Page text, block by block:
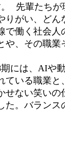
先輩たちが
りがい、どん
で働く社会人
や、その職業
には、AIや
ている職業と
せない笑いの
た。バランス